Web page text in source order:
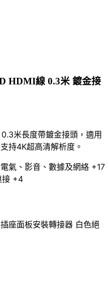
HDMI線 0.3米 鍍金接
米長度帶鍍金接頭，適用
持4K超高清解析度。
電氣、影音、數據及網絡 +17
接 +4
座面板安裝轉接器 白色絕